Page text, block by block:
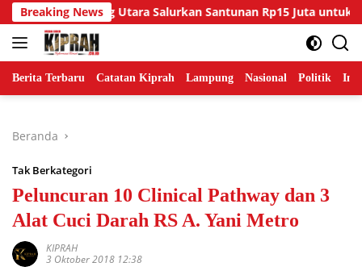
Langsung
ke
konten
Breaking News
Lampung Utara Salurkan Santunan Rp15 Juta untuk Ahli
Berita Terbaru Catatan Kiprah Lampung Nasional Politik
Beranda
Tak Berkategori
Peluncuran 10 Clinical Pathway dan 3
Alat Cuci Darah RS A. Yani Metro
KIPRAH
3 Oktober 2018 12:38